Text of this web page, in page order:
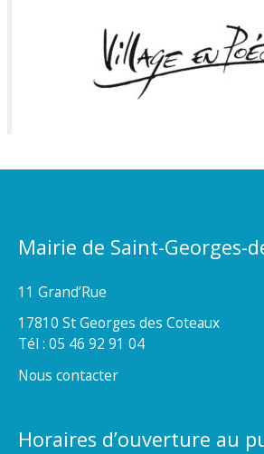
Mairie de Saint-Georges-
11 Grand’Rue
17810 St Georges des Coteaux
Tél : 05 46 92 91 04
Nous contacter
Horaires d’ouverture au